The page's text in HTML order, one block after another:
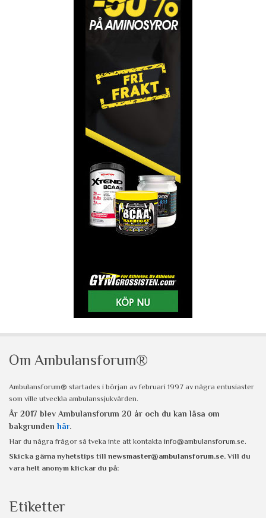
Om Ambulansforum®
Ambulansforum® startades i början av februari 1997 av några entusiaster
som ville utveckla ambulanssjukvården.
År 2017 blev Ambulansforum 20 år och du kan läsa om
bakgrunden här.
Har du några frågor så tveka inte att kontakta info@ambulansforum.se.
Skicka gärna nyhetstips till newsmaster@ambulansforum.se. Vill du
vara helt anonym klickar du på:
Etiketter